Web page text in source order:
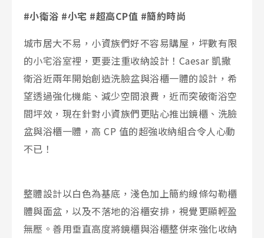
#小衛浴 #小宅 #超高CP值 #簡約時尚
城市居大不易，小資族們好不容易購屋，坪數有限
的小宅浴室裡，更要注重收納設計！Caesar 凱撒
衛浴近兩年開始創造洗臉盆與浴櫃一體的設計，希
望透過強化機能、減少空間浪費，近而突破衛浴空
間坪效，現在針對小資族們更貼心推出鏡櫃、洗臉
盆與浴櫃一體，高 CP 值的超強收納組合令人心動
不已！
整體設計以白色為基底，淺色加上簡約線條勾勒櫃
體與面盆，以及不落地的浴櫃安排，視覺更顯輕盈
無壓。善用垂直高度將鏡櫃與浴櫃整併來強化收納